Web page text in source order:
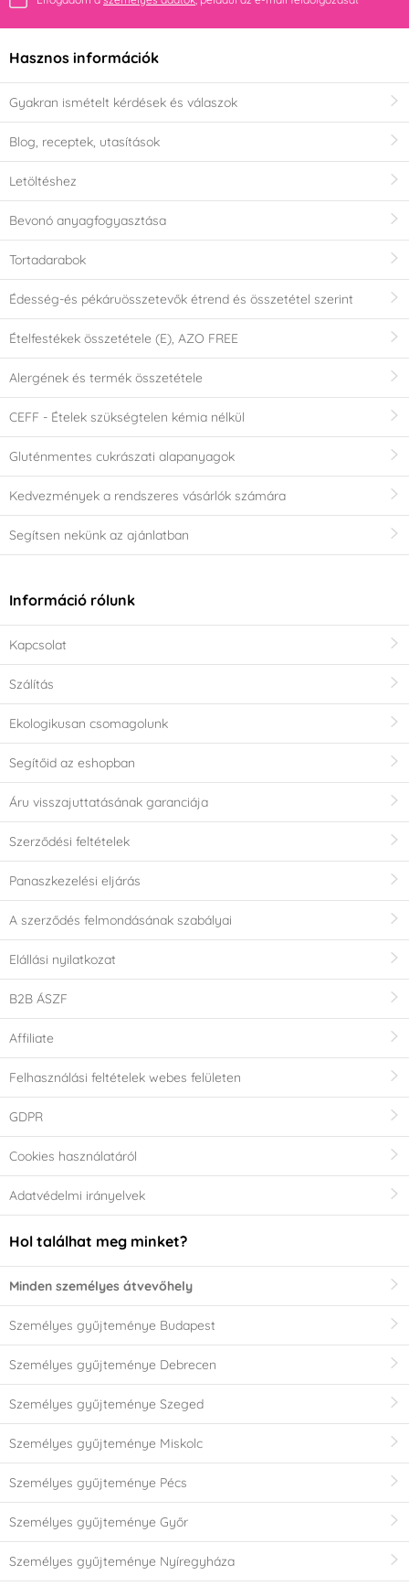
Hasznos információk
Gyakran ismételt kérdések és válaszok
Blog, receptek, utasítások
Letöltéshez
Bevonó anyagfogyasztása
Tortadarabok
Édesség-és pékáruösszetevők étrend és összetétel szerint
Ételfestékek összetétele (E), AZO FREE
Alergének és termék összetétele
CEFF - Ételek szükségtelen kémia nélkül
Gluténmentes cukrászati alapanyagok
Kedvezmények a rendszeres vásárlók számára
Segítsen nekünk az ajánlatban
Információ rólunk
Kapcsolat
Szálítás
Ekologikusan csomagolunk
Segítőid az eshopban
Áru visszajuttatásának garanciája
Szerződési feltételek
Panaszkezelési eljárás
A szerződés felmondásának szabályai
Elállási nyilatkozat
B2B ÁSZF
Affiliate
Felhasználási feltételek webes felületen
GDPR
Cookies használatáról
Adatvédelmi irányelvek
Hol találhat meg minket?
Minden személyes átvevőhely
Személyes gyűjteménye Budapest
Személyes gyűjteménye Debrecen
Személyes gyűjteménye Szeged
Személyes gyűjteménye Miskolc
Személyes gyűjteménye Pécs
Személyes gyűjteménye Győr
Személyes gyűjteménye Nyíregyháza